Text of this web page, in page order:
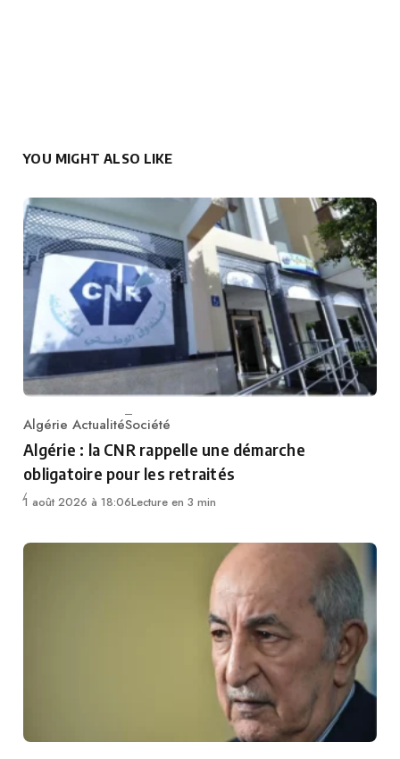
YOU MIGHT ALSO LIKE
Category
Algérie ActualitéSociété
Algérie : la CNR rappelle une démarche
obligatoire pour les retraités
1 août 2026 à 18:06Lecture en 3 min